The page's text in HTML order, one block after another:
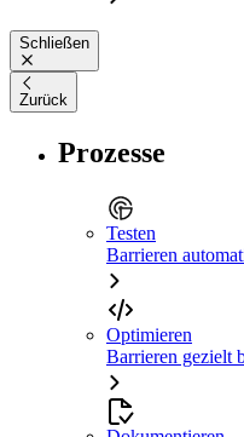
Schließen
Zurück
Prozesse
Testen
Barrieren
Optimieren
Barrieren gezielt